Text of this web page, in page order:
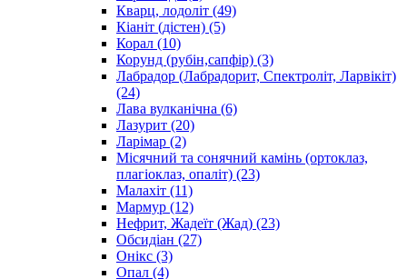
Кварц, лодоліт (49)
Кіаніт (дістен) (5)
Корал (10)
Корунд (рубін,сапфір) (3)
Лабрадор (Лабрадорит, Спектроліт, Ларвікіт)
(24)
Лава вулканічна (6)
Лазурит (20)
Ларімар (2)
Місячний та сонячний камінь (ортоклаз,
плагіоклаз, опаліт) (23)
Малахіт (11)
Мармур (12)
Нефрит, Жадеїт (Жад) (23)
Обсидіан (27)
Онікс (3)
Опал (4)